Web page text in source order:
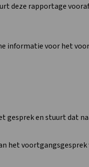
deze rapportage
informatie voor het
gesprek en stuurt dat
het